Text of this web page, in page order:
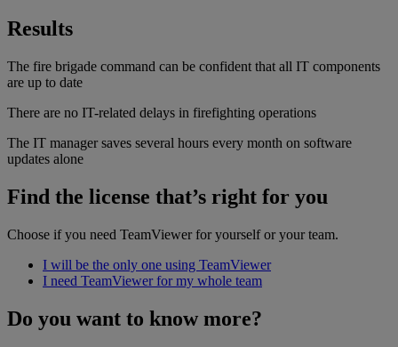
Results
The fire brigade command can be confident that all IT components
are up to date
There are no IT-related delays in firefighting operations
The IT manager saves several hours every month on software
updates alone
Find the license that’s right for you
Choose if you need TeamViewer for yourself or your team.
I will be the only one using TeamViewer
I need TeamViewer for my whole team
Do you want to know more?